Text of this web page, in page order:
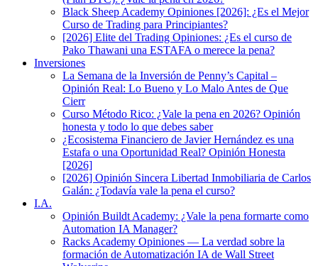
Black Sheep Academy Opiniones [2026]: ¿Es el Mejor
Curso de Trading para Principiantes?
[2026] Elite del Trading Opiniones: ¿Es el curso de
Pako Thawani una ESTAFA o merece la pena?
Inversiones
La Semana de la Inversión de Penny’s Capital –
Opinión Real: Lo Bueno y Lo Malo Antes de Que
Cierr
Curso Método Rico: ¿Vale la pena en 2026? Opinión
honesta y todo lo que debes saber
¿Ecosistema Financiero de Javier Hernández es una
Estafa o una Oportunidad Real? Opinión Honesta
[2026]
[2026] Opinión Sincera Libertad Inmobiliaria de Carlos
Galán: ¿Todavía vale la pena el curso?
I.A.
Opinión Buildt Academy: ¿Vale la pena formarte como
Automation IA Manager?
Racks Academy Opiniones — La verdad sobre la
formación de Automatización IA de Wall Street